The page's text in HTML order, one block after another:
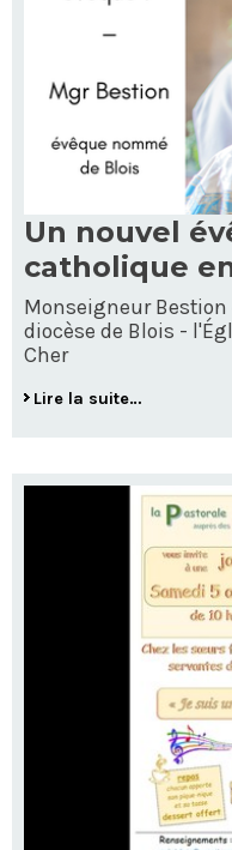
Un nouvel
catholique
Monseigneur Bestion
diocèse de Blois -
Cher
Lire la suite…